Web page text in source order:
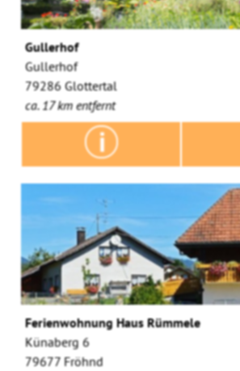
Gullerhof
Gullerhof
79286 Glottertal
ca. 17 km entfernt
Ferienwohnung Haus Rümmele
Künaberg 6
79677 Fröhnd